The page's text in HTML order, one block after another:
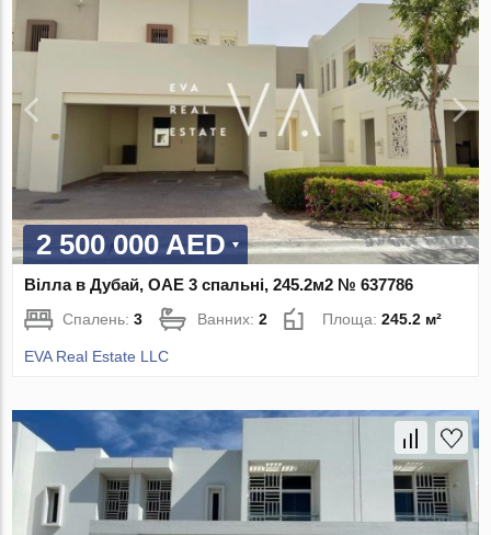
2 500 000 AED
Вілла в Дубай, ОАЕ 3 спальні, 245.2м2 № 637786
Спалень:3 Ванних:2 Площа:245.2 м²
EVA Real Estate LLC